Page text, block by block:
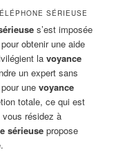
SÉRIEUSE
s’est imposée
obtenir une aide
lavoyance
un expert sans
unevoyance
totale, ce qui est
résidez à
sérieuse propose